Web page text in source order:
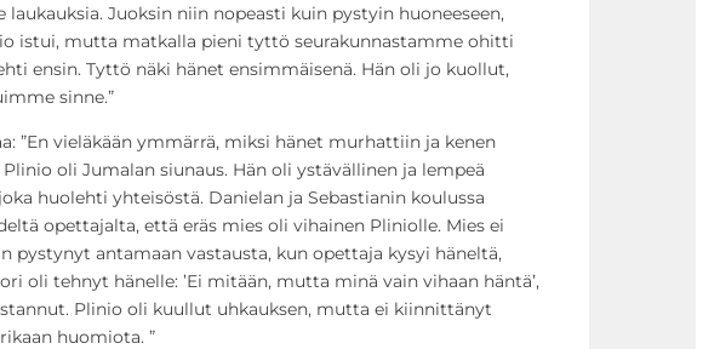
m
k
k
u
u
t
t
a
laukauksia. Juoksin niin nopeasti kuin pystyin huoneeseen,
istui, mutta matkalla pieni tyttö seurakunnastamme ohitti
ensin. Tyttö näki hänet ensimmäisenä. Hän oli jo kuollut,
sinne.”
”En vieläkään ymmärrä, miksi hänet murhattiin ja kenen
oli Jumalan siunaus. Hän oli ystävällinen ja lempeä
huolehti yhteisöstä. Danielan ja Sebastianin koulussa
opettajalta, että eräs mies oli vihainen Pliniolle. Mies ei
pystynyt antamaan vastausta, kun opettaja kysyi häneltä,
oli tehnyt hänelle: ’Ei mitään, mutta minä vain vihaan häntä’,
Plinio oli kuullut uhkauksen, mutta ei kiinnittänyt
huomiota. ”